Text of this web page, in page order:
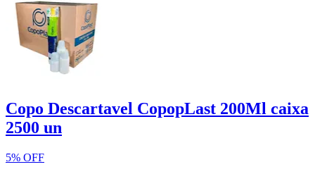
Copo Descartavel CopopLast 200Ml caixa
2500 un
5% OFF